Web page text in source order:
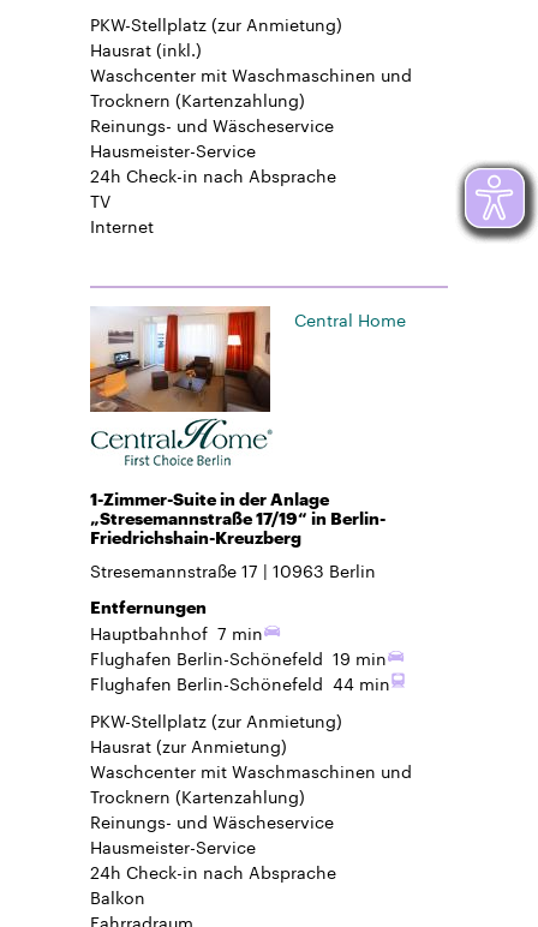
PKW-Stellplatz(zur Anmietung)
Hausrat(inkl.)
Waschcenter mit Waschmaschinen und
Trocknern (Kartenzahlung)
Reinungs- und Wäscheservice
Hausmeister-Service
24h Check-in nach Absprache
TV
Internet
Central Home
1-Zimmer-Suite in der Anlage
„Stresemannstraße 17/19“ in Berlin-
Friedrichshain-Kreuzberg
Stresemannstraße 17 10963 Berlin
Entfernungen
Hauptbahnhof 7 min
Flughafen Berlin-Schönefeld 19 min
Flughafen Berlin-Schönefeld 44 min
PKW-Stellplatz(zur Anmietung)
Hausrat(zur Anmietung)
Waschcenter mit Waschmaschinen und
Trocknern (Kartenzahlung)
Reinungs- und Wäscheservice
Hausmeister-Service
24h Check-in nach Absprache
Balkon
Fahrradraum